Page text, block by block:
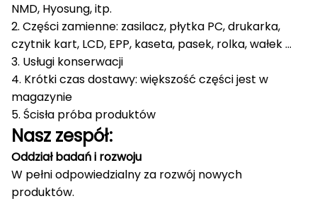
NMD, Hyosung, itp.
2. Części zamienne: zasilacz, płytka PC, drukarka,
czytnik kart, LCD, EPP, kaseta, pasek, rolka, wałek ...
3. Usługi konserwacji
4. Krótki czas dostawy: większość części jest w
magazynie
5. Ścisła próba produktów
Nasz zespół:
Oddział badań i rozwoju
W pełni odpowiedzialny za rozwój nowych
produktów.